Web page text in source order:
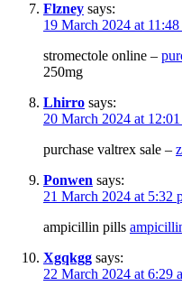
Flzney says:
19 March 2024 at 11:48
stromectole online –
250mg
Lhirro says:
20 March 2024 at
purchase valtrex sale –
Ponwen says:
21 March 2024 at 5:32
ampicillin pills
Xgqkgg says:
22 March 2024 at 6:29